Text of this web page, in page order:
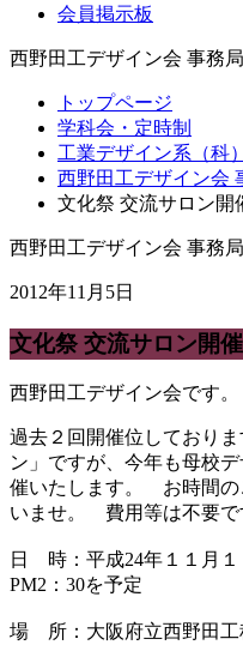
会員掲示板
西野田工デザイン会 事務局
トップページ
学科会・定時制
工業デザイン系（科）
西野田工デザイン会
文化祭 交流サロン開
西野田工デザイン会 事務局
2012年11月5日
文化祭 交流サロン開催
西野田工デザイン会です。
過去２回開催位しており
ン」ですが、今年も母校
催いたします。 お時間の
いませ。 費用等は不要で
日 時：平成24年１１月１
PM2：30を予定
場 所：大阪府立西野田工